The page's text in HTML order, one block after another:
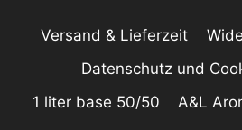
Versand & Lieferzeit
Datenschutz und
1 liter base 50/50
A&L